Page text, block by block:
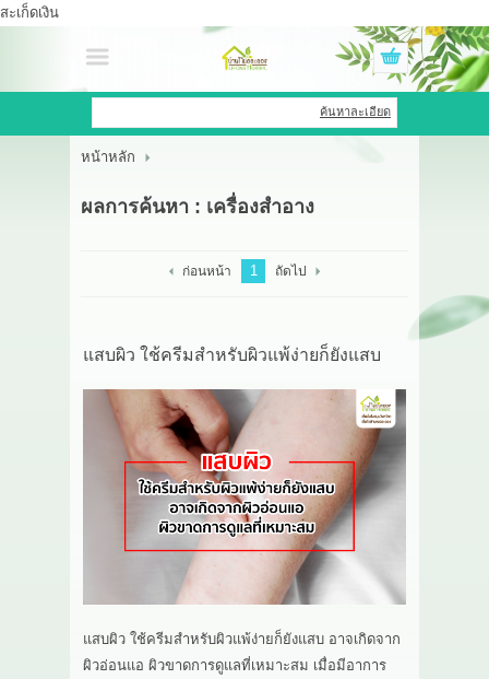
สะเก็ดเงิน
เข้าสู่ระบบ สมัครสมาชิก
สินค้าที่สนใจ
หน้าหลัก
GREEN HOUSE
ค้นหาละเอียด
หน้าหลัก
ผลการค้นหา : เครื่องสำอาง
ก่อนหน้า 1 ถัดไป
แสบผิว ใช้ครีมสำหรับผิวแพ้ง่ายก็ยังแสบ
แสบผิว ใช้ครีมสำหรับผิวแพ้ง่ายก็ยังแสบ อาจเกิดจาก
ผิวอ่อนแอ ผิวขาดการดูแลที่เหมาะสม เมื่อมีอาการ